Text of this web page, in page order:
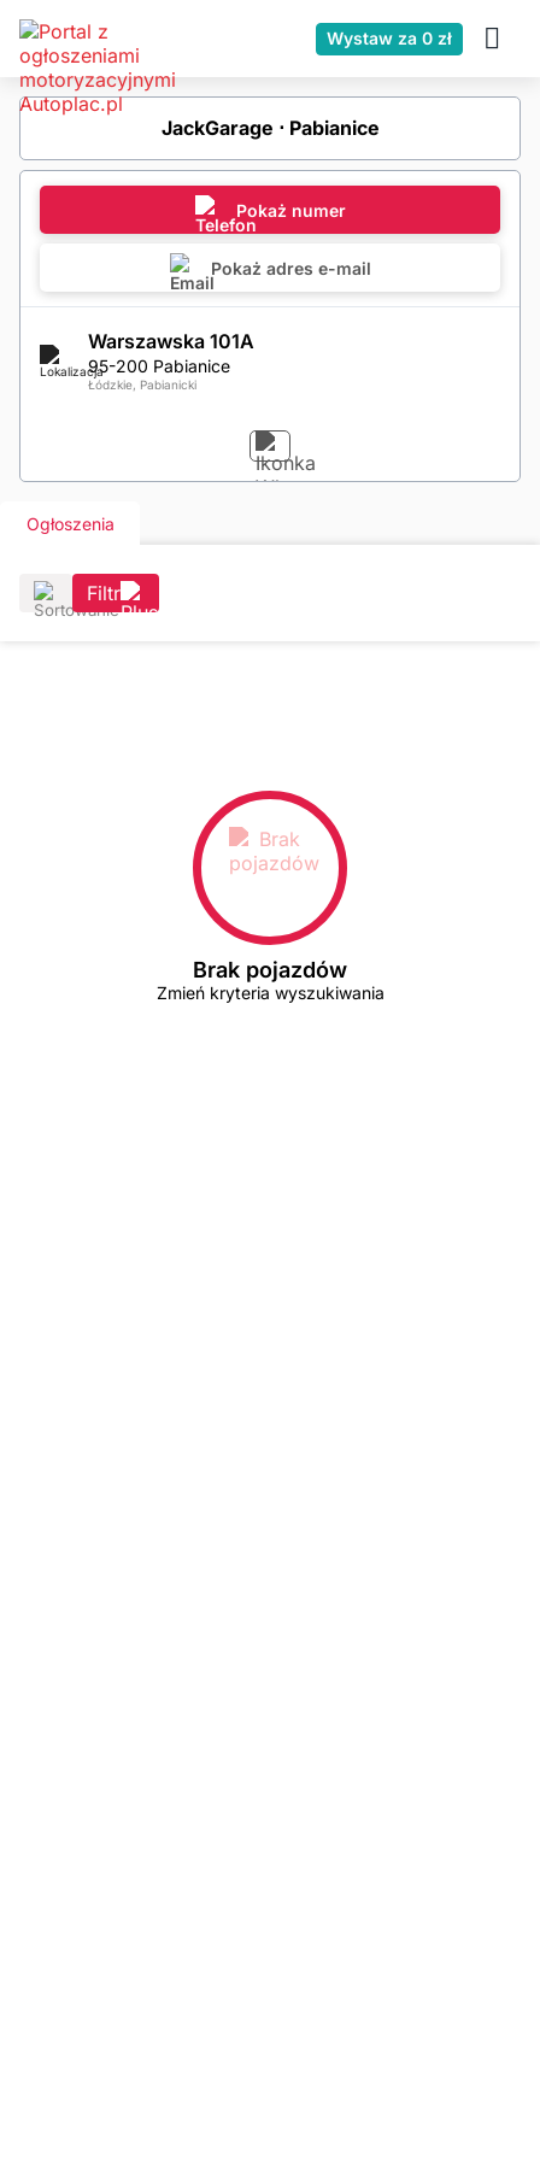
Wystaw za 0 zł
JackGarage ⋅ Pabianice
Pokaż numer
Pokaż adres e-mail
Warszawska 101A
95-200 Pabianice
Łódzkie, Pabianicki
Ogłoszenia
Filtr
Brak pojazdów
Zmień kryteria wyszukiwania